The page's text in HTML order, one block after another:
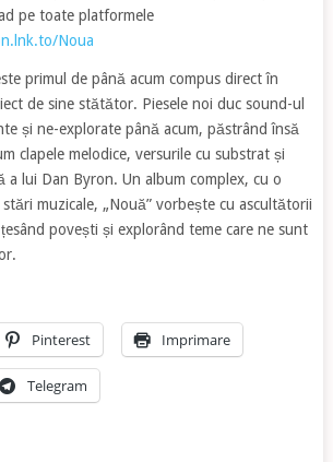
pe toate platformele
Noua
primul de până acum compus direct în
de sine stătător. Piesele noi duc sound-ul
și ne-explorate până acum, păstrând însă
clapele melodice, versurile cu substrat și
a lui Dan Byron. Un album complex, cu o
muzicale, „Nouă” vorbește cu ascultătorii
povești și explorând teme care ne sunt
Pinterest Imprimare
Telegram